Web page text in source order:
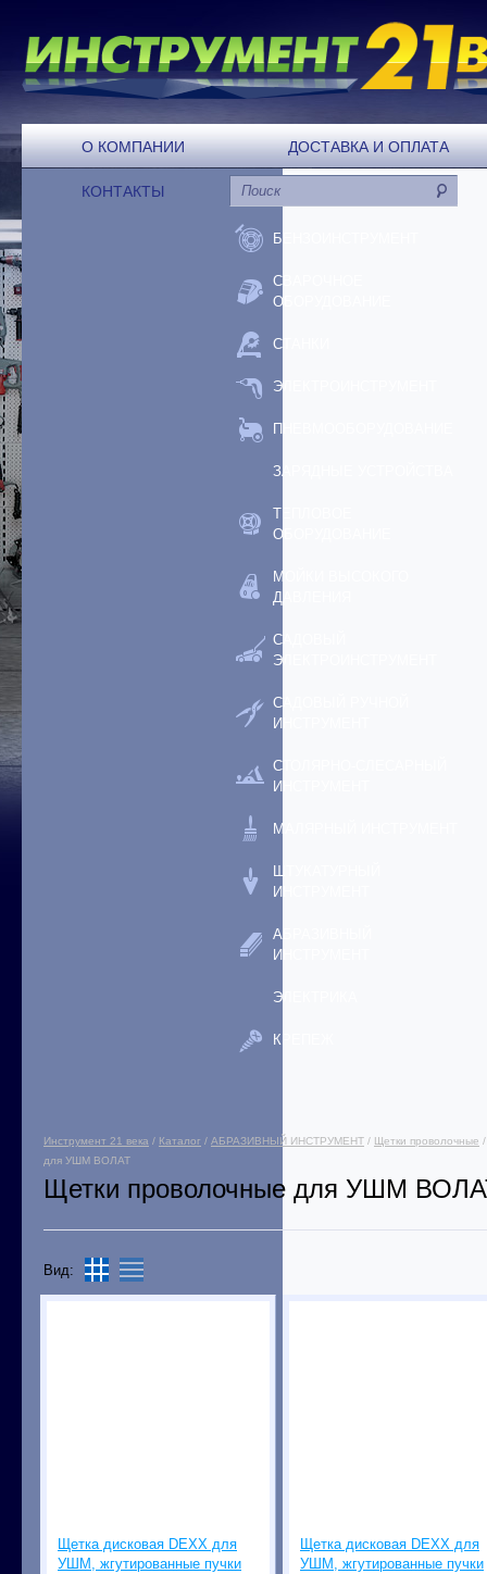
О КОМПАНИИ ДОСТАВКА И ОПЛАТА
КОНТАКТЫ
БЕНЗОИНСТРУМЕНТ
СВАРОЧНОЕ
ОБОРУДОВАНИЕ
СТАНКИ
ЭЛЕКТРОИНСТРУМЕНТ
ПНЕВМООБОРУДОВАНИЕ
ЗАРЯДНЫЕ УСТРОЙСТВА
ТЕПЛОВОЕ
ОБОРУДОВАНИЕ
МОЙКИ ВЫСОКОГО
ДАВЛЕНИЯ
САДОВЫЙ
ЭЛЕКТРОИНСТРУМЕНТ
САДОВЫЙ РУЧНОЙ
ИНСТРУМЕНТ
СТОЛЯРНО-СЛЕСАРНЫЙ
ИНСТРУМЕНТ
МАЛЯРНЫЙ ИНСТРУМЕНТ
ШТУКАТУРНЫЙ
ИНСТРУМЕНТ
АБРАЗИВНЫЙ
ИНСТРУМЕНТ
ЭЛЕКТРИКА
КРЕПЕЖ
Инструмент 21 века / Каталог / АБРАЗИВНЫЙ ИНСТРУМЕНТ / Щетки проволочные
для УШМ ВОЛАТ
Щетки проволочные для УШМ
Вид:
Щетка дисковая DEXX для
УШМ, жгутированные пучки
Щетка дисковая DEXX для
УШМ, жгутированные пучки